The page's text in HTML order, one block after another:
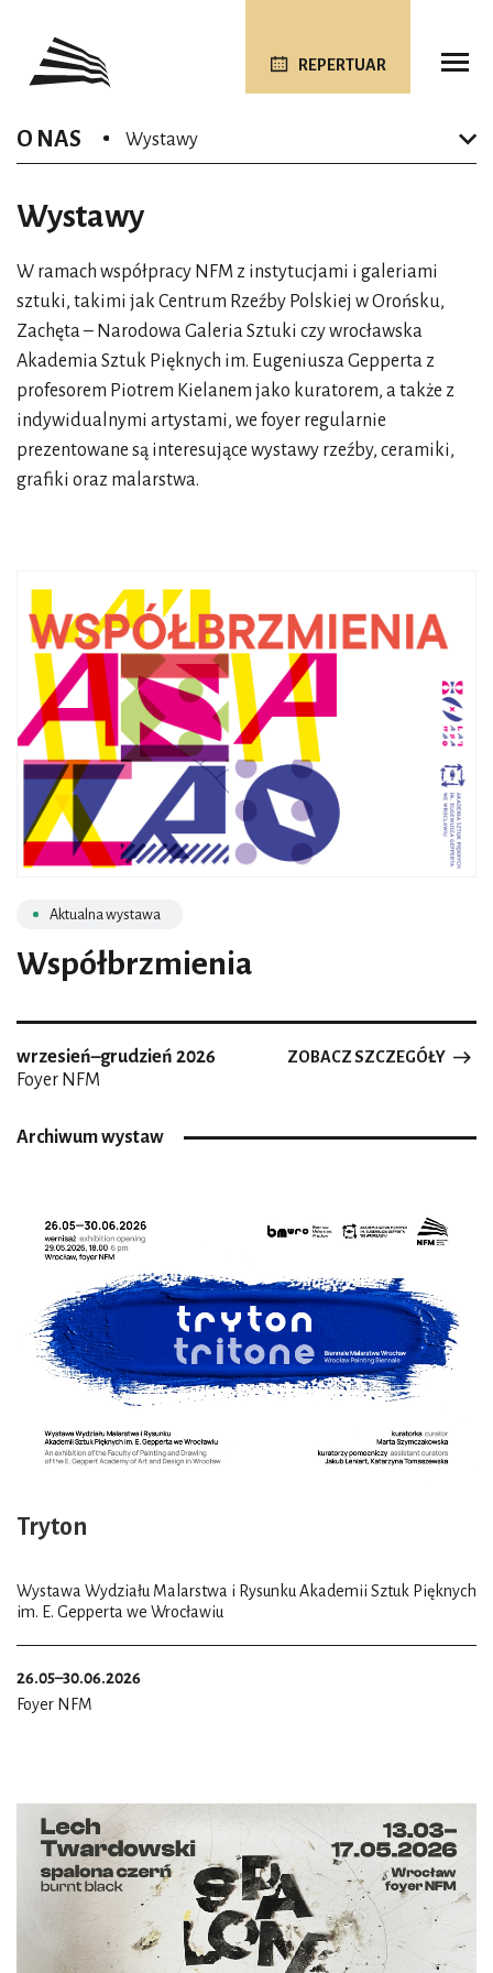
REPERTUAR
O NAS Wystawy
Wystawy
W ramach współpracy NFM z instytucjami i galeriami
sztuki, takimi jak Centrum Rzeźby Polskiej w Orońsku,
Zachęta – Narodowa Galeria Sztuki czy wrocławska
Akademia Sztuk Pięknych im. Eugeniusza Gepperta z
profesorem Piotrem Kielanem jako kuratorem, a także z
indywidualnymi artystami, we foyer regularnie
prezentowane są interesujące wystawy rzeźby, ceramiki,
grafiki oraz malarstwa.
Aktualna wystawa
Współbrzmienia
wrzesień–grudzień 2026
Foyer NFM
ZOBACZ SZCZEGÓŁY
Archiwum wystaw
Tryton
Wystawa Wydziału Malarstwa i Rysunku Akademii Sztuk Pięknych
im. E. Gepperta we Wrocławiu
26.05–30.06.2026
Foyer NFM